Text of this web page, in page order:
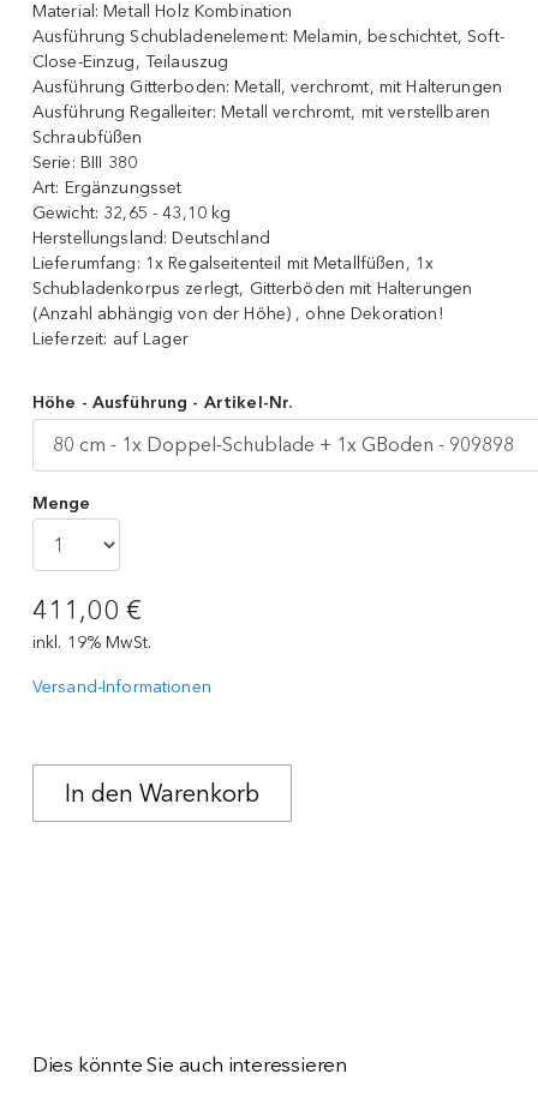
Material: Metall Holz Kombination
Ausführung Schubladenelement: Melamin, beschichtet, Soft-
Close-Einzug, Teilauszug
Ausführung Gitterboden: Metall, verchromt, mit Halterungen
Ausführung Regalleiter: Metall verchromt, mit verstellbaren
Schraubfüßen
Serie: BIII 380
Art: Ergänzungsset
Gewicht: 32,65 - 43,10 kg
Herstellungsland: Deutschland
Lieferumfang: 1x Regalseitenteil mit Metallfüßen, 1x
Schubladenkorpus zerlegt, Gitterböden mit Halterungen
(Anzahl abhängig von der Höhe) , ohne Dekoration!
Lieferzeit: auf Lager
Höhe - Ausführung - Artikel-Nr.
Menge
411,00 €
inkl. 19% MwSt.
Versand-Informationen
Dies könnte Sie auch interessieren